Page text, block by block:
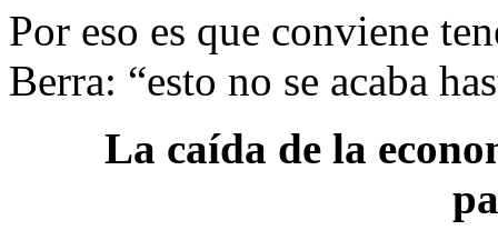
Por eso es que conviene
Berra: “esto no se acaba
La caída de la